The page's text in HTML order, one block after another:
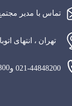
تماس با مدیر
تهران ، انتهای
021-44848200 و